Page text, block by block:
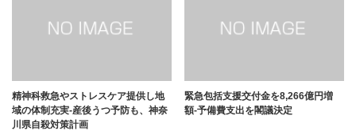
精神科救急やストレスケア提供し地
域の体制充実-産後うつ予防も、神奈
川県自殺対策計画
緊急包括支援交付金を8,266億円増
額-予備費支出を閣議決定